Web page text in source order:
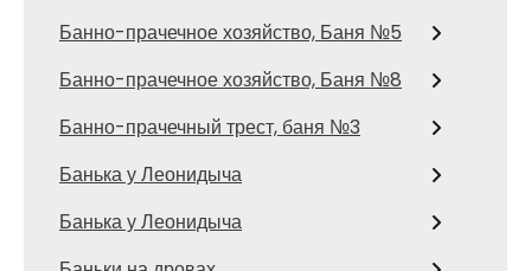
Банно-прачечное хозяйство, Баня №5
Банно-прачечное хозяйство, Баня №8
Банно-прачечный трест, баня №3
Банька у Леонидыча
Банька у Леонидыча